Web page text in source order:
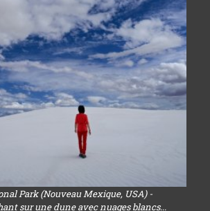
Park (Nouveau Mexique, USA) -
sur une dune avec nuages blancs...